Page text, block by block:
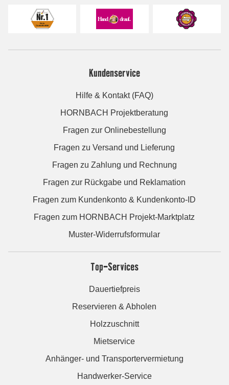
Kundenservice
Hilfe & Kontakt (FAQ)
HORNBACH Projektberatung
Fragen zur Onlinebestellung
Fragen zu Versand und Lieferung
Fragen zu Zahlung und Rechnung
Fragen zur Rückgabe und Reklamation
Fragen zum Kundenkonto & Kundenkonto-ID
Fragen zum HORNBACH Projekt-Marktplatz
Muster-Widerrufsformular
Top-Services
Dauertiefpreis
Reservieren & Abholen
Holzzuschnitt
Mietservice
Anhänger- und Transportervermietung
Handwerker-Service